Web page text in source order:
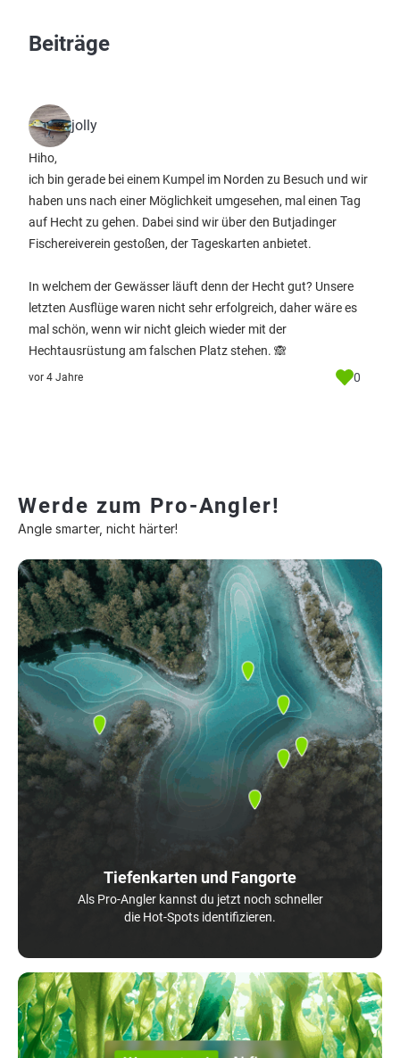
Beiträge
jolly
Hiho,
ich bin gerade bei einem Kumpel im Norden zu Besuch und wir
haben uns nach einer Möglichkeit umgesehen, mal einen Tag
auf Hecht zu gehen. Dabei sind wir über den Butjadinger
Fischereiverein gestoßen, der Tageskarten anbietet.
In welchem der Gewässer läuft denn der Hecht gut? Unsere
letzten Ausflüge waren nicht sehr erfolgreich, daher wäre es
mal schön, wenn wir nicht gleich wieder mit der
Hechtausrüstung am falschen Platz stehen. 🙈
vor 4 Jahre 0
Werde zum Pro-Angler!
Angle smarter, nicht härter!
Tiefenkarten und Fangorte
Als Pro-Angler kannst du jetzt noch schneller
die Hot-Spots identifizieren.